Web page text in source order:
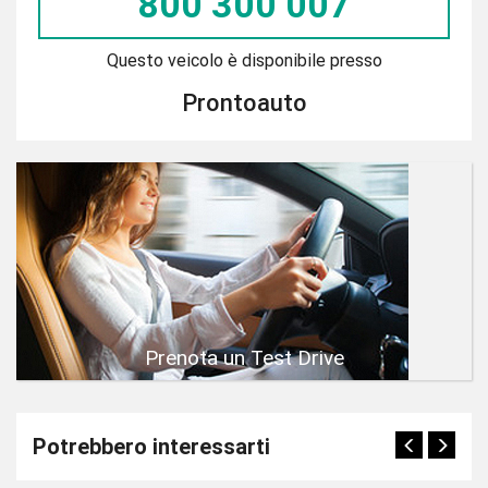
Questo veicolo è disponibile presso
Prontoauto
Prenota un Test Drive
Potrebbero interessarti